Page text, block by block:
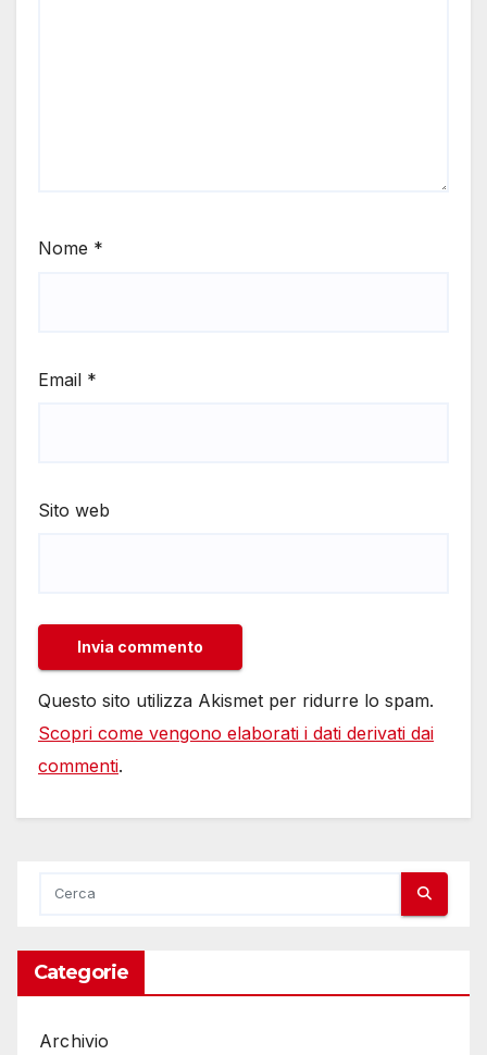
Nome *
Email *
Sito web
Questo sito utilizza Akismet per ridurre lo spam.
Scopri come vengono elaborati i dati derivati dai
commenti.
Categorie
Archivio